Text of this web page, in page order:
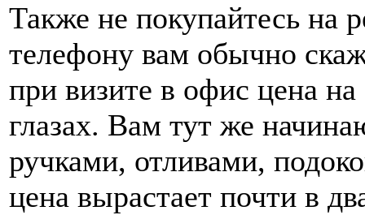
Также не покупайтесь на
телефону вам обычно
при визите в офис цена
глазах. Вам тут же
ручками, отливами,
цена вырастает почти в